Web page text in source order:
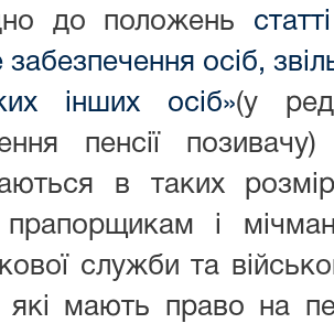
до положень
забезпечення осіб,
інших осіб»(у
пенсії
в таких
прапорщикам і
служби та
які мають право на